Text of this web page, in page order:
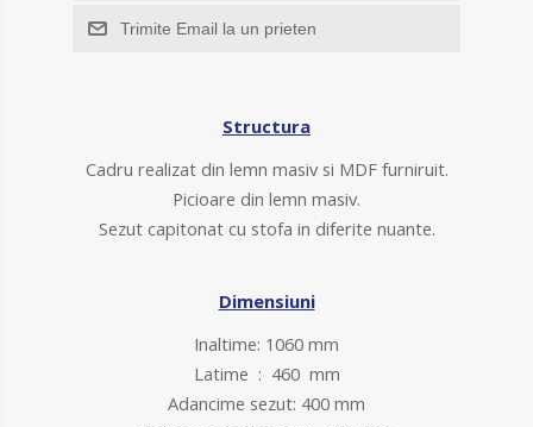
Trimite Email la un prieten
Structura
Cadru realizat din lemn masiv si MDF furniruit.
Picioare din lemn masiv.
Sezut capitonat cu stofa in diferite nuante.
Dimensiuni
Inaltime: 1060 mm
Latime : 460 mm
Adancime sezut: 400 mm